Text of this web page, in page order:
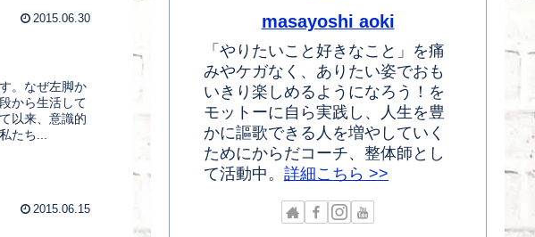
2015.06.30
。なぜ左脚か
から生活して
以来、意識的
たち...
2015.06.15
masayoshi aoki
「やりたいこと好きなこと」を痛
みやケガなく、ありたい姿でおも
いきり楽しめるようになろう！を
モットーに自ら実践し、人生を豊
かに謳歌できる人を増やしていく
ためにからだコーチ、整体師とし
て活動中。 詳細こちら >>